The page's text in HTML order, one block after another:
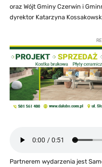
oraz Wójt Gminy Czerwin i
dyrektor Katarzyna
Partnerem wydarzenia jest